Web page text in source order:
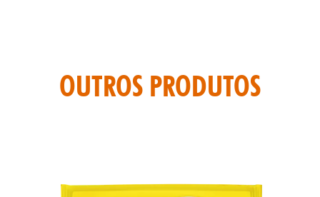
OUTROS PRODUTOS